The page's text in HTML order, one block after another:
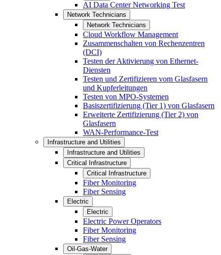
AI Data Center Networking Test
Network Technicians
Network Technicians
Cloud Workflow Management
Zusammenschalten von Rechenzentren
(DCI)
Testen der Aktivierung von Ethernet-
Diensten
Testen und Zertifizieren vom Glasfasern
und Kupferleitungen
Testen von MPO-Systemen
Basiszertifizierung (Tier 1) von Glasfasern
Erweiterte Zertifizierung (Tier 2) von
Glasfasern
WAN-Performance-Test
Infrastructure and Utilities
Infrastructure and Utilities
Critical Infrastructure
Critical Infrastructure
Fiber Monitoring
Fiber Sensing
Electric
Electric
Electric Power Operators
Fiber Monitoring
Fiber Sensing
Oil-Gas-Water